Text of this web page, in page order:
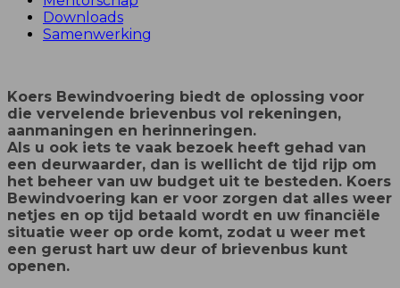
Bewindvoering
Downloads
Samenwerking
Koers Bewindvoering biedt de oplossing voor
die vervelende brievenbus vol rekeningen,
aanmaningen en herinneringen.
Als u ook iets te vaak bezoek heeft gehad van
een deurwaarder, dan is wellicht de tijd rijp om
het beheer van uw budget uit te besteden. Koers
Bewindvoering kan er voor zorgen dat alles weer
netjes en op tijd betaald wordt en uw financiële
situatie weer op orde komt, zodat u weer met
een gerust hart uw deur of brievenbus kunt
openen.